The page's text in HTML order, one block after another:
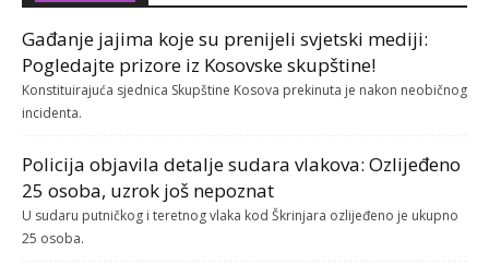
Gađanje jajima koje su prenijeli svjetski mediji:
Pogledajte prizore iz Kosovske skupštine!
Konstituirajuća sjednica Skupštine Kosova prekinuta je nakon neobičnog
incidenta.
Policija objavila detalje sudara vlakova: Ozlijeđeno
25 osoba, uzrok još nepoznat
U sudaru putničkog i teretnog vlaka kod Škrinjara ozlijeđeno je ukupno
25 osoba.